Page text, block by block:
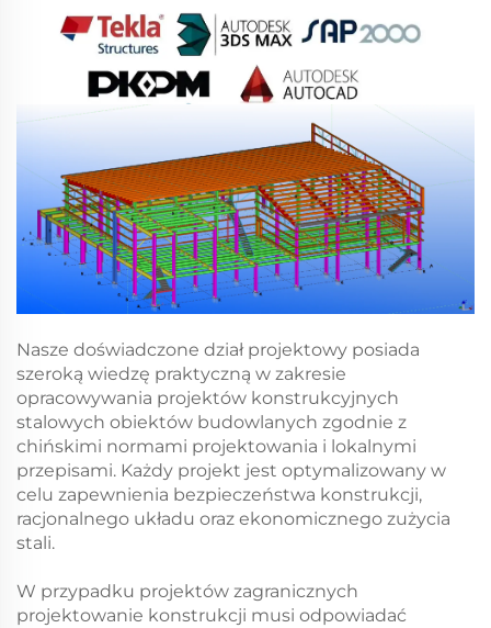
Nasze doświadczone dział projektowy posiada
szeroką wiedzę praktyczną w zakresie
opracowywania projektów konstrukcyjnych
stalowych obiektów budowlanych zgodnie z
chińskimi normami projektowania i lokalnymi
przepisami. Każdy projekt jest optymalizowany w
celu zapewnienia bezpieczeństwa konstrukcji,
racjonalnego układu oraz ekonomicznego zużycia
stali.
W przypadku projektów zagranicznych
projektowanie konstrukcji musi odpowiadać